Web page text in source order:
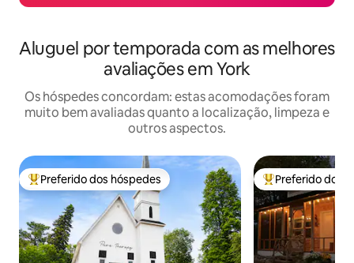
Aluguel por temporada com as melhores
avaliações em York
Os hóspedes concordam: estas acomodações foram
muito bem avaliadas quanto a localização, limpeza e
outros aspectos.
Entre os melhores preferidos dos hóspedes
Preferido dos hóspedes Entre os
Preferido dos